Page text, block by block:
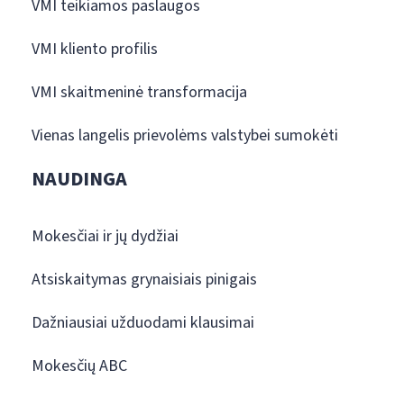
VMI teikiamos paslaugos
VMI kliento profilis
VMI skaitmeninė transformacija
Vienas langelis prievolėms valstybei sumokėti
NAUDINGA
Mokesčiai ir jų dydžiai
Atsiskaitymas grynaisiais pinigais
Dažniausiai užduodami klausimai
Mokesčių ABC